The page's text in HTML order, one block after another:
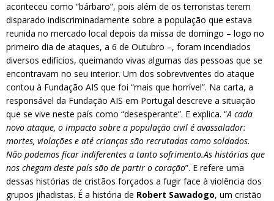
aconteceu como “bárbaro”, pois além de os terroristas terem
disparado indiscriminadamente sobre a população que estava
reunida no mercado local depois da missa de domingo – logo no
primeiro dia de ataques, a 6 de Outubro –, foram incendiados
diversos edifícios, queimando vivas algumas das pessoas que se
encontravam no seu interior. Um dos sobreviventes do ataque
contou à Fundação AIS que foi “mais que horrível”. Na carta, a
responsável da Fundação AIS em Portugal descreve a situação
que se vive neste país como “desesperante”. E explica. “A cada
novo ataque, o impacto sobre a população civil é avassalador:
mortes, violações e até crianças são recrutadas como soldados.
Não podemos ficar indiferentes a tanto sofrimento.As histórias que
nos chegam deste país são de partir o coração”. E refere uma
dessas histórias de cristãos forçados a fugir face à violência dos
grupos jihadistas. É a história de Robert Sawadogo, um cristão